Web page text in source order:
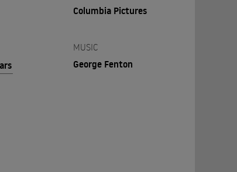
Columbia Pictures
MUSIC
George Fenton